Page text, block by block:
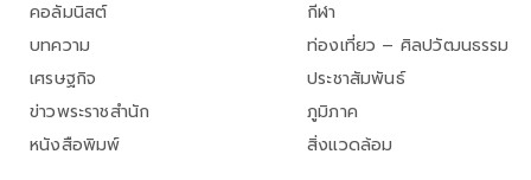
คอลัมนิสต์
บทความ
เศรษฐกิจ
ข่าวพระราชสำนัก
หนังสือพิมพ์
กีฬา
ท่องเที่ยว – ศิลปวัฒนธรรม
ประชาสัมพันธ์
ภูมิภาค
สิ่งแวดล้อม